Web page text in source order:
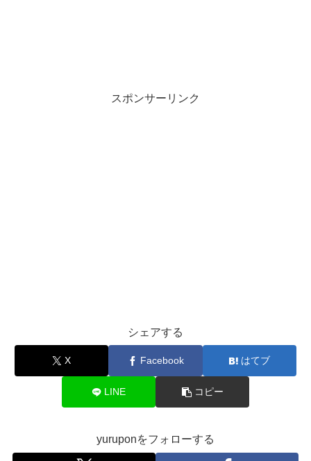
スポンサーリンク
シェアする
X Facebook はてブ
LINE コピー
yuruponをフォローする